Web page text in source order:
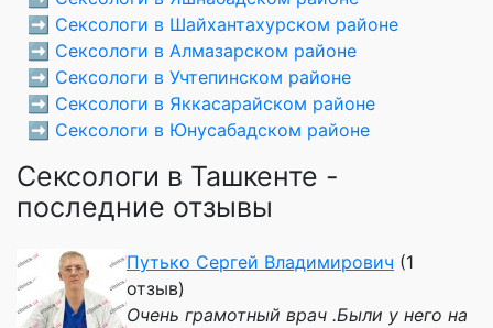
➡️ Сексологи в Шайхантахурском районе
➡️ Сексологи в Алмазарском районе
➡️ Сексологи в Учтепинском районе
➡️ Сексологи в Яккасарайском районе
➡️ Сексологи в Юнусабадском районе
Сексологи в Ташкенте -
последние отзывы
Путько Сергей Владимирович (1
отзыв)
Очень грамотный врач .Были у него на